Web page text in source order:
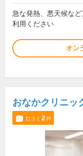
急な発熱、悪天候な
利用ください
オン
おなかクリニッ
口コミ 2件